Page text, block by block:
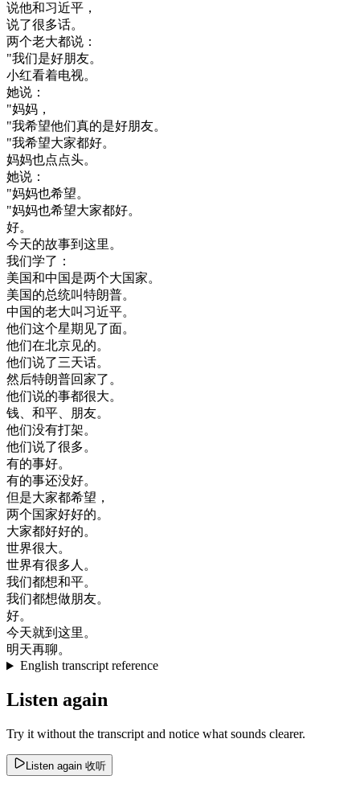
说他和习近平 ，
说了很多话。
两个老大都说 ：
"我们是好朋友。
小红看着电视。
她说 ：
"妈妈 ，
"我希望他们真的是好朋友。
"我希望大家都好。
妈妈也点点头。
她说 ：
"妈妈也希望。
"妈妈也希望大家都好。
好。
今天的故事到 这里。
我们学了 ：
美国和中国是两个大国家。
美国的总统叫特朗普。
中国的老大叫 习近平。
他们这个星期 见了面。
他们在北京见的。
他们说了三天话。
然后特朗普回家了。
他们说的事都很大。
钱、 和平、 朋友。
他们没有打架。
他们说了很多。
有的事好。
有的事还没好。
但是大家都希望 ，
两个国家好好的。
大家都好好的。
世界很大。
世界有很多人。
我们都想和平。
我们都想做朋友。
好。
今天就到 这里。
明天再聊。
English transcript reference
Listen again
Try it without the transcript and notice what sounds clearer.
Listen again 收听